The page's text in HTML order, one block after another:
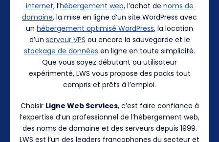
internet, l’hébergement web, l’achat de noms de
domaine, la mise en ligne d’un site WordPress avec
un hébergement optimisé WordPress, la location
d’un serveur VPS ou encore la sauvegarde et le
stockage de données en ligne en toute simplicité.
Que vous soyez débutant ou utilisateur
expérimenté, LWS vous propose des packs tout
compris et prêts à l’emploi.
Choisir Ligne Web Services, c’est faire confiance à
l’expertise d’un professionnel de l’hébergement web,
des noms de domaine et des serveurs depuis 1999.
LWS est l’un des leaders francophones du secteur et